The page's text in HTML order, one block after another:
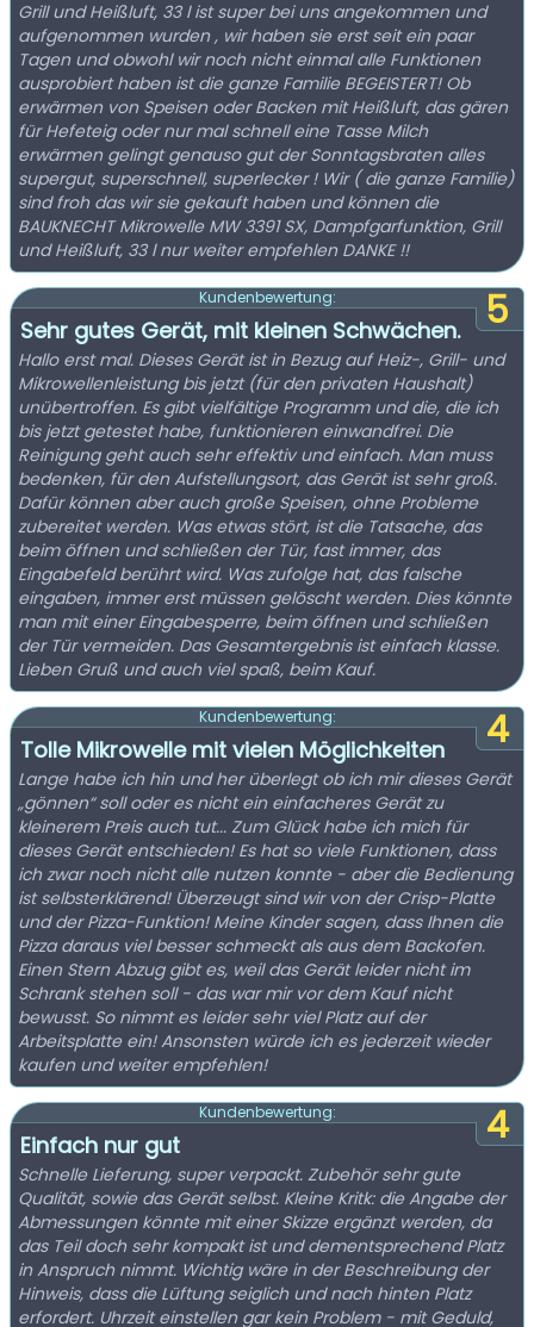
Grill und Heißluft, 33 l ist super bei uns angekommen und
aufgenommen wurden , wir haben sie erst seit ein paar
Tagen und obwohl wir noch nicht einmal alle Funktionen
ausprobiert haben ist die ganze Familie BEGEISTERT! Ob
erwärmen von Speisen oder Backen mit Heißluft, das gären
für Hefeteig oder nur mal schnell eine Tasse Milch
erwärmen gelingt genauso gut der Sonntagsbraten alles
supergut, superschnell, superlecker ! Wir ( die ganze Familie)
sind froh das wir sie gekauft haben und können die
BAUKNECHT Mikrowelle MW 3391 SX, Dampfgarfunktion, Grill
und Heißluft, 33 l nur weiter empfehlen DANKE !!
5
Kundenbewertung:
Sehr gutes Gerät, mit kleinen Schwächen.
Hallo erst mal. Dieses Gerät ist in Bezug auf Heiz-, Grill- und
Mikrowellenleistung bis jetzt (für den privaten Haushalt)
unübertroffen. Es gibt vielfältige Programm und die, die ich
bis jetzt getestet habe, funktionieren einwandfrei. Die
Reinigung geht auch sehr effektiv und einfach. Man muss
bedenken, für den Aufstellungsort, das Gerät ist sehr groß.
Dafür können aber auch große Speisen, ohne Probleme
zubereitet werden. Was etwas stört, ist die Tatsache, das
beim öffnen und schließen der Tür, fast immer, das
Eingabefeld berührt wird. Was zufolge hat, das falsche
eingaben, immer erst müssen gelöscht werden. Dies könnte
man mit einer Eingabesperre, beim öffnen und schließen
der Tür vermeiden. Das Gesamtergebnis ist einfach klasse.
Lieben Gruß und auch viel spaß, beim Kauf.
4
Kundenbewertung:
Tolle Mikrowelle mit vielen Möglichkeiten
Lange habe ich hin und her überlegt ob ich mir dieses Gerät
„gönnen“ soll oder es nicht ein einfacheres Gerät zu
kleinerem Preis auch tut... Zum Glück habe ich mich für
dieses Gerät entschieden! Es hat so viele Funktionen, dass
ich zwar noch nicht alle nutzen konnte - aber die Bedienung
ist selbsterklärend! Überzeugt sind wir von der Crisp-Platte
und der Pizza-Funktion! Meine Kinder sagen, dass Ihnen die
Pizza daraus viel besser schmeckt als aus dem Backofen.
Einen Stern Abzug gibt es, weil das Gerät leider nicht im
Schrank stehen soll - das war mir vor dem Kauf nicht
bewusst. So nimmt es leider sehr viel Platz auf der
Arbeitsplatte ein! Ansonsten würde ich es jederzeit wieder
kaufen und weiter empfehlen!
4
Kundenbewertung:
Einfach nur gut
Schnelle Lieferung, super verpackt. Zubehör sehr gute
Qualität, sowie das Gerät selbst. Kleine Kritk: die Angabe der
Abmessungen könnte mit einer Skizze ergänzt werden, da
das Teil doch sehr kompakt ist und dementsprechend Platz
in Anspruch nimmt. Wichtig wäre in der Beschreibung der
Hinweis, dass die Lüftung seiglich und nach hinten Platz
erfordert. Uhrzeit einstellen gar kein Problem - mit Geduld,